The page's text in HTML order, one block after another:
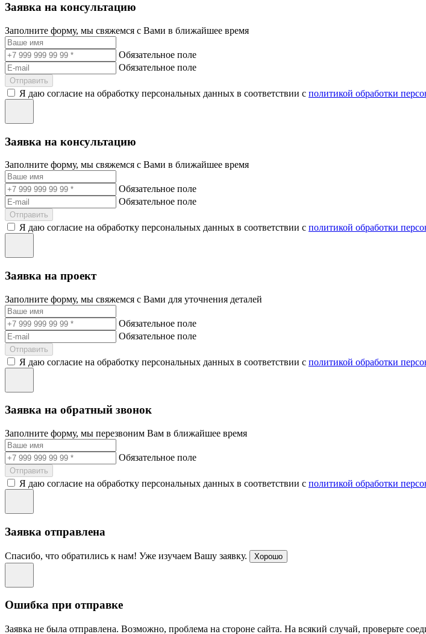
Заявка на консультацию
Заполните форму, мы свяжемся с Вами в ближайшее время
Обязательное поле
Обязательное поле
Отправить
Я даю согласие на обработку персональных данных в соответствии с политикой обработки
Заявка на консультацию
Заполните форму, мы свяжемся с Вами в ближайшее время
Обязательное поле
Обязательное поле
Отправить
Я даю согласие на обработку персональных данных в соответствии с политикой обработки
Заявка на проект
Заполните форму, мы свяжемся с Вами для уточнения деталей
Обязательное поле
Обязательное поле
Отправить
Я даю согласие на обработку персональных данных в соответствии с политикой обработки
Заявка на обратный звонок
Заполните форму, мы перезвоним Вам в ближайшее время
Обязательное поле
Отправить
Я даю согласие на обработку персональных данных в соответствии с политикой обработки
Заявка отправлена
Спасибо, что обратились к нам! Уже изучаем Вашу заявку. Хорошо
Ошибка при отправке
Заявка не была отправлена. Возможно, проблема на стороне сайта. На всякий случай, проверьте